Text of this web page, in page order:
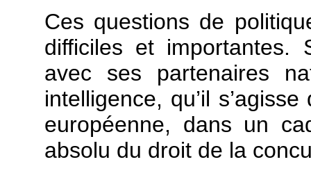
Ces questions de
difficiles et importantes.
avec ses partenaires
intelligence, qu’il
européenne, dans un
absolu du droit de la